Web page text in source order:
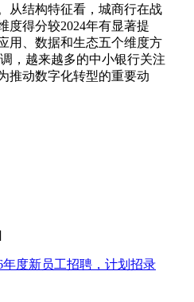
从结构特征看，城商行在战
度得分较2024年有显著提
用、数据和生态五个维度方
，越来越多的中小银行关注
推动数字化转型的重要动
度新员工招聘，计划招录